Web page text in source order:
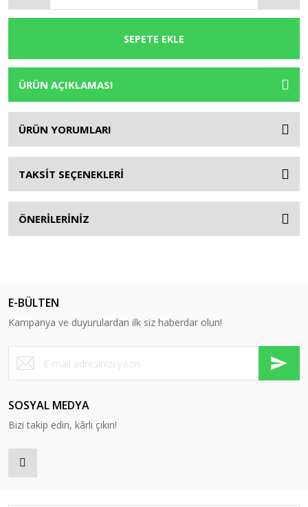
SEPETE EKLE
ÜRÜN AÇIKLAMASI
ÜRÜN YORUMLARI
TAKSİT SEÇENEKLERİ
ÖNERİLERİNİZ
E-BÜLTEN
Kampanya ve duyurulardan ilk siz haberdar olun!
SOSYAL MEDYA
Bizi takip edin, kârlı çıkın!